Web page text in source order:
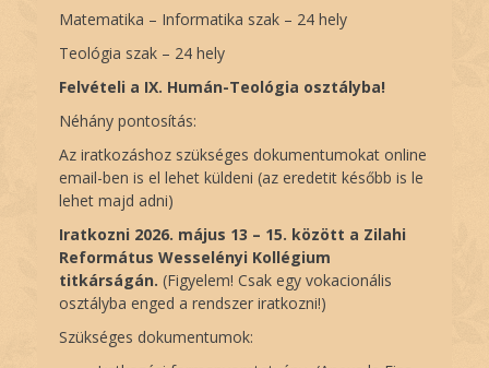
Matematika – Informatika szak – 24 hely
Teológia szak – 24 hely
Felvételi a IX. Humán-Teológia osztályba!
Néhány pontosítás:
Az iratkozáshoz szükséges dokumentumokat online
email-ben is el lehet küldeni (az eredetit később is le
lehet majd adni)
Iratkozni 2026. május 13 – 15. között a Zilahi
Református Wesselényi Kollégium
titkárságán. (Figyelem! Csak egy vokacionális
osztályba enged a rendszer iratkozni!)
Szükséges dokumentumok: